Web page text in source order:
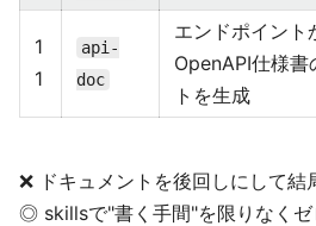
1
1
api-
doc
エンドポイント
OpenAPI仕様書
トを生成
❌ ドキュメントを後回しにして結
◎ skillsで"書く手間"を限りなくゼ